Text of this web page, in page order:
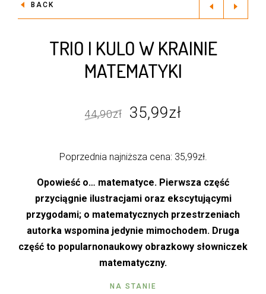
BACK
TRIO I KULO W KRAINIE
MATEMATYKI
44,90zł
Pierwotna
wynosiła:
44,90zł.
35,99zł
wynosi:
35,99zł.
Poprzednia najniższa cena: 35,99zł.
Opowieść o… matematyce. Pierwsza część
przyciągnie ilustracjami oraz ekscytującymi
przygodami; o matematycznych przestrzeniach
autorka wspomina jedynie mimochodem. Druga
część to popularnonaukowy obrazkowy słowniczek
matematyczny.
NA STANIE